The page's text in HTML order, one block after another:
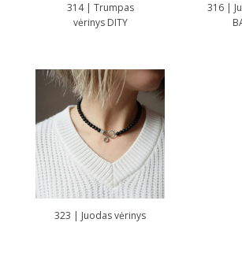
314 | Trumpas
vėrinys DITY
316 |
323 | Juodas vėrinys